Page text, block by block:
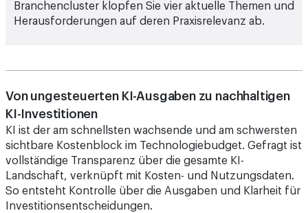
Branchencluster klopfen Sie vier aktuelle Themen und
Herausforderungen auf deren Praxisrelevanz ab.
Von ungesteuerten KI-Ausgaben zu nachhaltigen
KI-Investitionen
KI ist der am schnellsten wachsende und am schwersten
sichtbare Kostenblock im Technologiebudget. Gefragt ist
vollständige Transparenz über die gesamte KI-
Landschaft, verknüpft mit Kosten- und Nutzungsdaten.
So entsteht Kontrolle über die Ausgaben und Klarheit für
Investitionsentscheidungen.